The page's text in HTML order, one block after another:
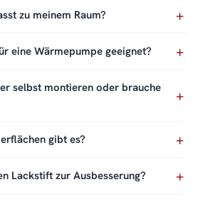
zu meinem Raum?
eine Wärmepumpe geeignet?
selbst montieren oder brauche
gibt es?
Lackstift zur Ausbesserung?